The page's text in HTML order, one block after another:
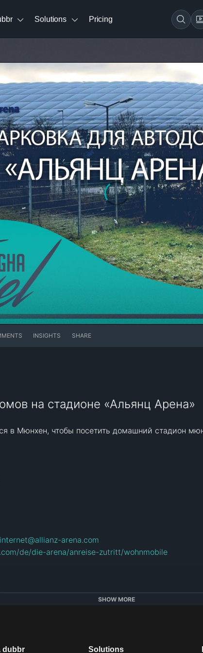
Solutions Pricing
INSIGHTS SHARE
на стадионе «Альянц Арена»
в Мюнхен, чтобы посетить домашний стадион
arena.com
de/die-arena/anreise-zutritt/wohnmobile
SHOW MORE
dubbr Solutions